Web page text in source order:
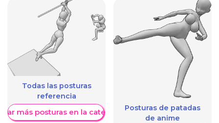
Todas las posturas
referencia
más posturas en la categoría Posturas de patadas
de anime